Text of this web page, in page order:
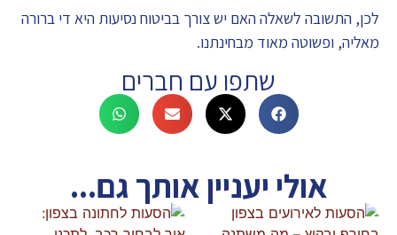
לכן, התשובה לשאלה האם יש צורך בביטוח נסיעות היא די ברורה
מאליה, ופשוטה מאוד מבחינתנו.
שתפו עם חברים
אולי יעניין אותך גם...